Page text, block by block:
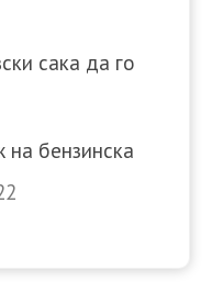
сака да го
бензинска